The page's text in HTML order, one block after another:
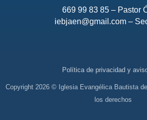
669 99 83 85 – Pastor
iebjaen@gmail.com –
Política de privacidad y
Copyright 2026 © Iglesia Evangélica Bautista
los derechos